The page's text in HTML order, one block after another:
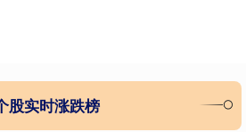
股实时涨跌榜